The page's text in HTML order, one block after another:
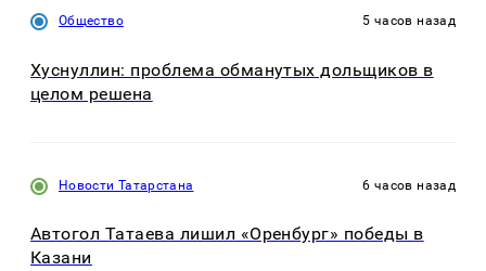
Общество 5 часов назад
Хуснуллин: проблема обманутых дольщиков в
целом решена
Новости Татарстана 6 часов назад
Автогол Татаева лишил «Оренбург» победы в
Казани